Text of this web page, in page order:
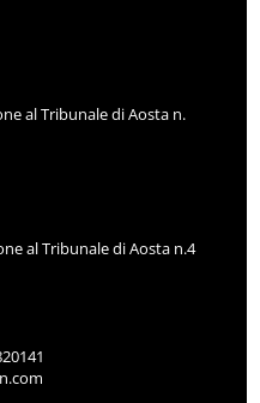
al Tribunale di Aosta n.
al Tribunale di Aosta n.4